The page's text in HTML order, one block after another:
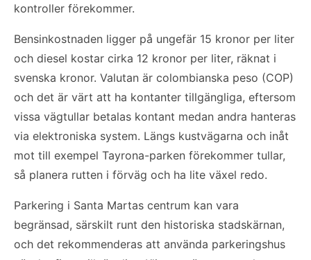
kontroller förekommer.
Bensinkostnaden ligger på ungefär 15 kronor per liter
och diesel kostar cirka 12 kronor per liter, räknat i
svenska kronor. Valutan är colombianska peso (COP)
och det är värt att ha kontanter tillgängliga, eftersom
vissa vägtullar betalas kontant medan andra hanteras
via elektroniska system. Längs kustvägarna och inåt
mot till exempel Tayrona-parken förekommer tullar,
så planera rutten i förväg och ha lite växel redo.
Parkering i Santa Martas centrum kan vara
begränsad, särskilt runt den historiska stadskärnan,
och det rekommenderas att använda parkeringshus